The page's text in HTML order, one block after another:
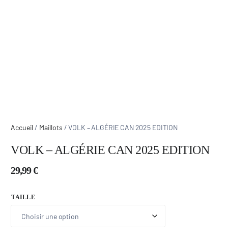
Accueil / Maillots / VOLK – ALGÉRIE CAN 2025 EDITION
VOLK – ALGÉRIE CAN 2025 EDITION
29,99€
TAILLE